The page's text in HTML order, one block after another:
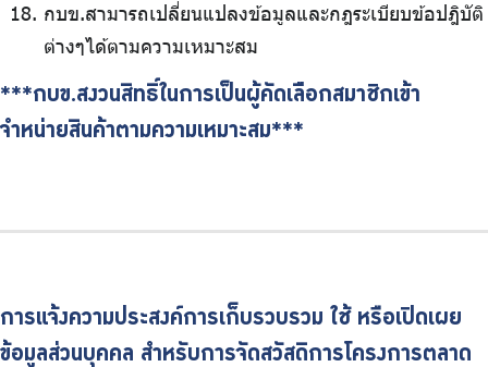
กบข.สามารถเปลี่ยนแปลงข้อมูลและกฎระเบียบข้อปฎิบัติ
ต่างๆได้ตามความเหมาะสม
***กบข.สงวนสิทธิ์ในการเป็นผู้คัดเลือกสมาชิกเข้า
จำหน่ายสินค้าตามความเหมาะสม***
การแจ้งความประสงค์การเก็บรวบรวม ใช้ หรือเปิดเผย
ข้อมูลส่วนบุคคล สำหรับการจัดสวัสดิการโครงการตลาด